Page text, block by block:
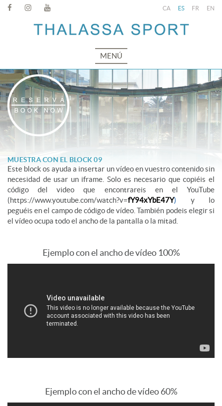
CA ES FR EN
MENÚ
MUESTRA CON EL BLOCK 09
Este block os ayuda a insertar un vídeo en vuestro contenido sin
necesidad de usar un iframe. Solo es necesario que copiéis el
código del video que encontrareis en el YouTube
(https://www.youtube.com/watch?v=fY94xYbE47Y) y lo
peguéis en el campo de código de vídeo. También podeis elegir si
el vídeo ocupa todo el ancho de la pantalla o la mitad.
Ejemplo con el ancho de vídeo 100%
Ejemplo con el ancho de vídeo 60%